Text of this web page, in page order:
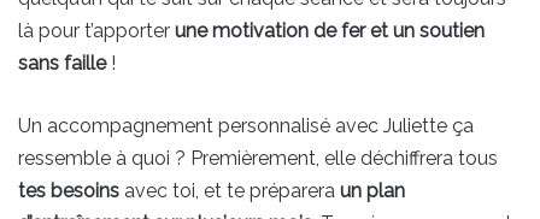
là pour t’apporter une motivation de fer et un soutien
sans faille!
Un accompagnement personnalisé avec Juliette ça
ressemble à quoi ? Premièrement, elle déchiffrera tous
tes besoins avec toi, et te préparera un plan